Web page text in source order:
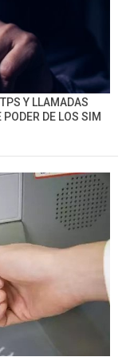
Y LLAMADAS
DE LOS SIM